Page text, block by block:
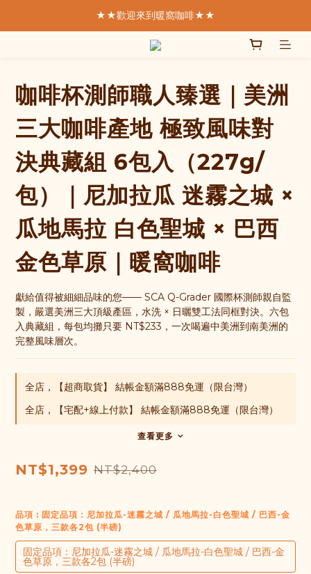
★★歡迎來到暖窩咖啡★★
★★歡迎來到暖窩咖啡★★
  我們致力於製作好的咖啡
★★歡迎來到暖窩咖啡★★
咖啡杯測師職人臻選｜美洲
三大咖啡產地 極致風味對
決典藏組 6包入（227g/
包）｜尼加拉瓜 迷霧之城 ×
瓜地馬拉 白色聖城 × 巴西
金色草原｜暖窩咖啡
獻給值得被細細品味的您—— SCA Q-Grader 國際杯測師親自監
製，嚴選美洲三大頂級產區，水洗 × 日曬雙工法同框對決。六包
入典藏組，每包均攤只要 NT$233，一次喝遍中美洲到南美洲的
完整風味層次。
全店，【超商取貨】 結帳金額滿888免運（限台灣）
全店，【宅配+線上付款】 結帳金額滿888免運（限台灣）
查看更多
NT$1,399 NT$2,400
品項 : 固定品項：尼加拉瓜-迷霧之城 / 瓜地馬拉-白色聖城 / 巴西-金
色草原，三款各2包 (半磅)
固定品項：尼加拉瓜-迷霧之城 / 瓜地馬拉-白色聖城 / 巴西-金
色草原，三款各2包 (半磅)